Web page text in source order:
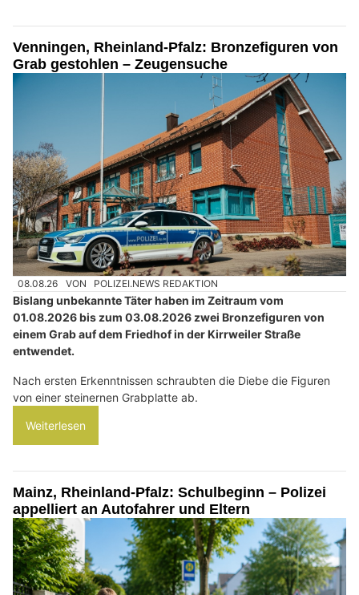
Venningen, Rheinland-Pfalz: Bronzefiguren von
Grab gestohlen – Zeugensuche
08.08.26 VON POLIZEI.NEWS REDAKTION
Bislang unbekannte Täter haben im Zeitraum vom
01.08.2026 bis zum 03.08.2026 zwei Bronzefiguren von
einem Grab auf dem Friedhof in der Kirrweiler Straße
entwendet.
Nach ersten Erkenntnissen schraubten die Diebe die Figuren
von einer steinernen Grabplatte ab.
Weiterlesen
Mainz, Rheinland-Pfalz: Schulbeginn – Polizei
appelliert an Autofahrer und Eltern